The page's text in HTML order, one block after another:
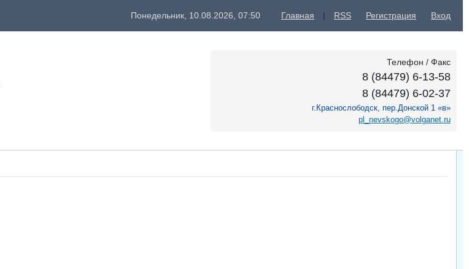
Понедельник, 10.08.2026, 07:50 Главная | RSS Регистрация Вход
Телефон / Факс
8 (84479) 6-13-58
8 (84479) 6-02-37
г.Краснослободск, пер.Донской 1 «в»
pl_nevskogo@volganet.ru